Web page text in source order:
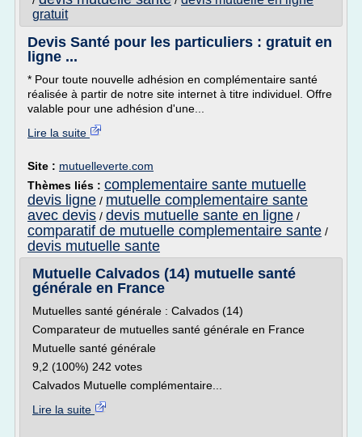
gratuit
Devis Santé pour les particuliers : gratuit en
ligne ...
* Pour toute nouvelle adhésion en complémentaire santé
réalisée à partir de notre site internet à titre individuel. Offre
valable pour une adhésion d'une...
Lire la suite
Site : mutuelleverte.com
Thèmes liés : complementaire sante mutuelle
devis ligne / mutuelle complementaire sante
avec devis / devis mutuelle sante en ligne /
comparatif de mutuelle complementaire sante /
devis mutuelle sante
Mutuelle Calvados (14) mutuelle santé
générale en France
Mutuelles santé générale : Calvados (14)
Comparateur de mutuelles santé générale en France
Mutuelle santé générale
9,2 (100%) 242 votes
Calvados Mutuelle complémentaire...
Lire la suite